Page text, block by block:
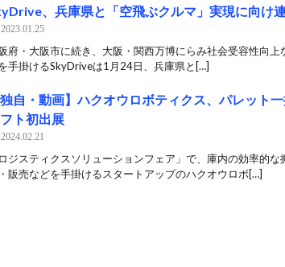
、兵庫県と「空飛ぶクルマ」実現に向け
2023.01.25
府・大阪市に続き、大阪・関西万博にらみ社会受容性向
手掛けるSkyDriveは1月24日、兵庫県と[…]
独自・動画】ハクオウロボティクス、パレット
ト初出展
2024.02.21
ロジスティクスソリューションフェア」で、庫内の効率的
販売などを手掛けるスタートアップのハクオウロボ[…]